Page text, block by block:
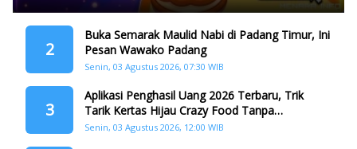
2
Buka Semarak Maulid Nabi di Padang Timur, Ini
Pesan Wawako Padang
Senin, 03 Agustus 2026, 07:30 WIB
3
Aplikasi Penghasil Uang 2026 Terbaru, Trik
Tarik Kertas Hijau Crazy Food Tanpa
Penggandaan
Senin, 03 Agustus 2026, 12:00 WIB